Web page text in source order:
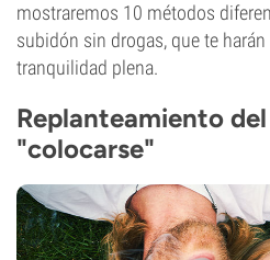
mostraremos 10 métodos
subidón sin drogas, que te
tranquilidad plena.
Replanteamiento
"colocarse"